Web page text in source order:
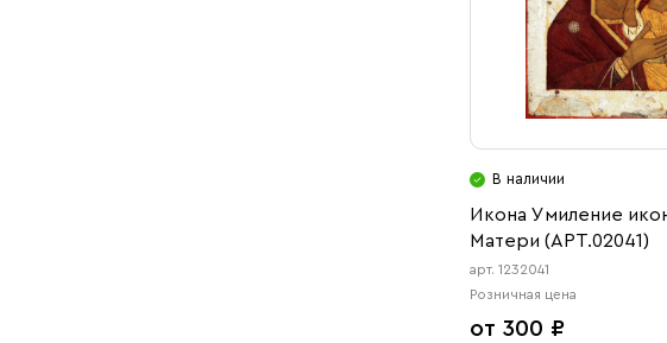
В наличии
Икона Умиление
Матери (АРТ.02041)
арт. 1232041
Розничная цена
от 300 ₽